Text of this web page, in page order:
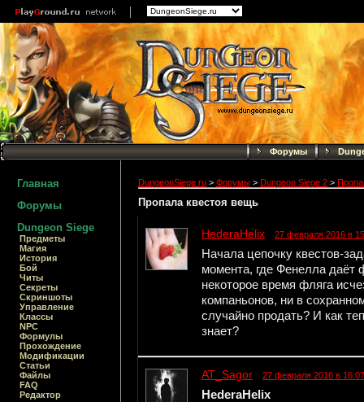
Форумы
Главная
Форумы
Dungeon Siege
Предметы
Магия
История
Бой
Читы
Секреты
Скриншоты
Управление
Классы
NPC
Формулы
Прохождение
Модификации
Статьи
Файлы
FAQ
Редактор
DungeonSiege.ru > Форумы > Dungeon Siege 2 >
Пропала квестоя вещь
HederaHelix 27 февраля 2016 в
Начала цепочку квестов-
момента, где Фенелла даёт
некоторое время фляга
компаньонов, ни в
случайно продать? И как
знает?
AT_Sagor 27 февраля 2016 в 16:07
HederaHelix